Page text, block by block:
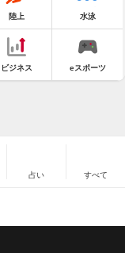
陸上 水泳
ビジネス eスポーツ
占い すべて